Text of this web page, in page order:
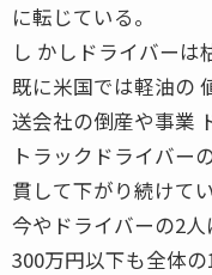
に転じている。
し かしドライバーは
既に米国では軽油の
送会社の倒産や事業
トラックドライバー
貫して下がり続けてい
今やドライバーの2
300万円以下も全体の